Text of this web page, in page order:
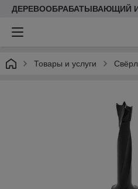
ДЕРЕВООБРАБАТЫВАЮЩИЙ
Товары и услуги